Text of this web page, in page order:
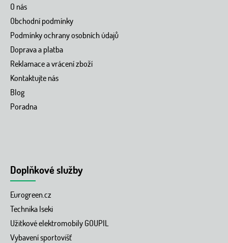
O nás
Obchodní podmínky
Podmínky ochrany osobních údajů
Doprava a platba
Reklamace a vrácení zboží
Kontaktujte nás
Blog
Poradna
Doplňkové služby
Eurogreen.cz
Technika Iseki
Užitkové elektromobily GOUPIL
Vybavení sportovišť